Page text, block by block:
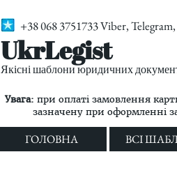
+38 068 3751733 Viber,
UkrLegist
Якісні шаблони юридичних
Увага: при оплаті замовлення
зазначену при оформленні
ГОЛОВНА ВСІ